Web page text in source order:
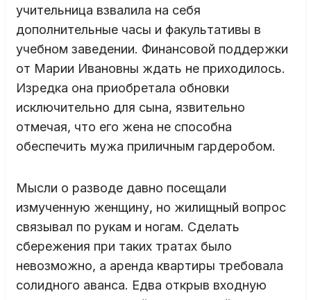
учительница взвалила на себя
дополнительные часы и факультативы в
учебном заведении. Финансовой поддержки
от Марии Ивановны ждать не приходилось.
Изредка она приобретала обновки
исключительно для сына, язвительно
отмечая, что его жена не способна
обеспечить мужа приличным гардеробом.
Мысли о разводе давно посещали
измученную женщину, но жилищный вопрос
связывал по рукам и ногам. Сделать
сбережения при таких тратах было
невозможно, а аренда квартиры требовала
солидного аванса. Едва открыв входную